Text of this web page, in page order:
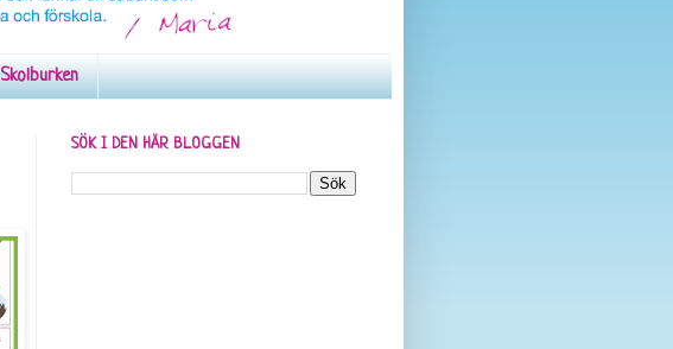
Skolburken
SÖK I DEN HÄR BLOGGEN